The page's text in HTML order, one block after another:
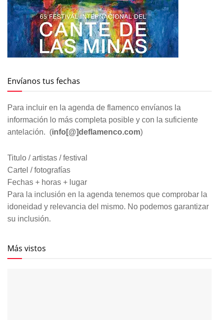
Envíanos tus fechas
Para incluir en la agenda de flamenco envíanos la
información lo más completa posible y con la suficiente
antelación. (info[@]deflamenco.com)
Titulo / artistas / festival
Cartel / fotografías
Fechas + horas + lugar
Para la inclusión en la agenda tenemos que comprobar la
idoneidad y relevancia del mismo. No podemos garantizar
su inclusión.
Más vistos